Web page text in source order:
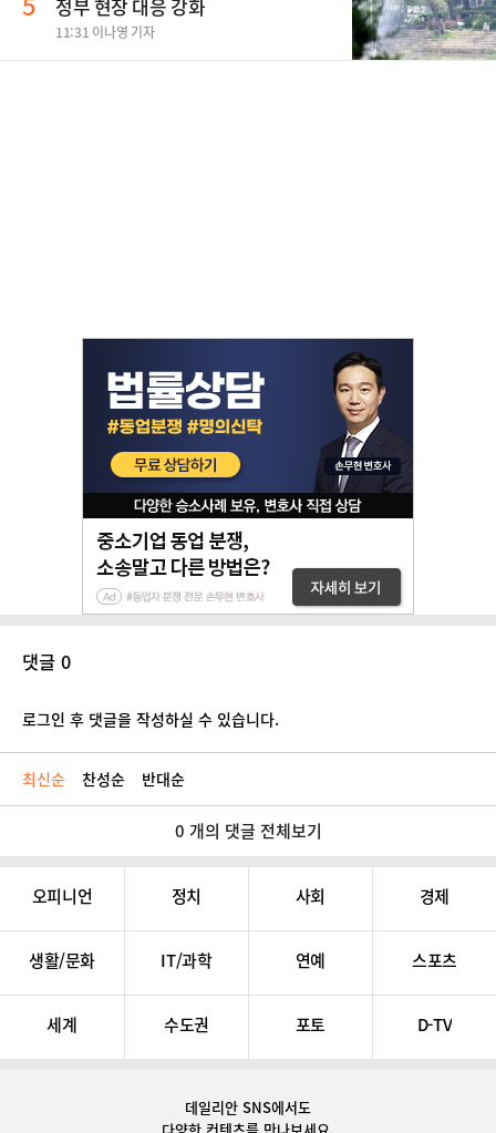
정부 현장 대응 강화
11:31 이나영 기자
댓글 0
로그인 후 댓글을 작성하실 수 있습니다.
최신순 찬성순 반대순
0 개의 댓글 전체보기
오피니언 정치 사회 경제
생활/문화 IT/과학 연예 스포츠
세계 수도권 포토 D-TV
데일리안 SNS에서도